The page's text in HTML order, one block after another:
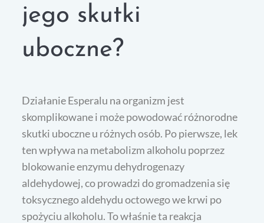
jego skutki
uboczne?
Działanie Esperalu na organizm jest
skomplikowane i może powodować różnorodne
skutki uboczne u różnych osób. Po pierwsze, lek
ten wpływa na metabolizm alkoholu poprzez
blokowanie enzymu dehydrogenazy
aldehydowej, co prowadzi do gromadzenia się
toksycznego aldehydu octowego we krwi po
spożyciu alkoholu. To właśnie ta reakcja